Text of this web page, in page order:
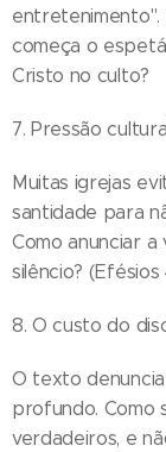
entretenimento".
começa o
Cristo no culto?
7. Pressão
Muitas igrejas
santidade para
Como anunciar
silêncio? (Efésios
8. O custo do
O texto
profundo. Como
verdadeiros, e